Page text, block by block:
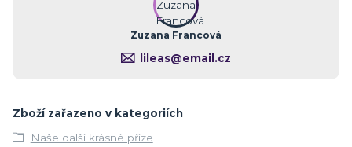
Zuzana Francová
lileas@email.cz
Zboží zařazeno v kategoriích
Naše další krásné příze